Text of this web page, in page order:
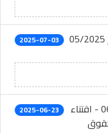
إعلان عن المنح المؤقت الإستشارة رقم 05/2025
2025-07-03
إعلان عن إجراء الإستشارة رقم: 06/2025 - اقتناء
2025-06-23